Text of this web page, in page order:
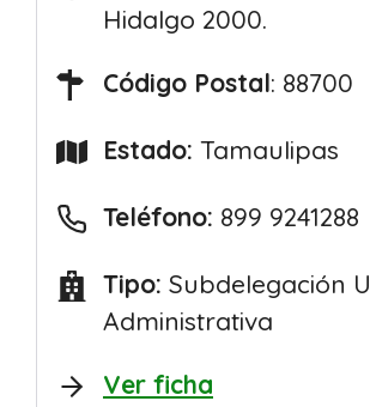
Hidalgo 2000.
Código Postal: 88700
Estado: Tamaulipas
Teléfono: 899 9241288
Tipo: Subdelegación
Administrativa
Ver ficha